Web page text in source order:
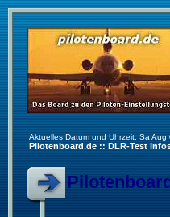
Aktuelles Datum und Uhrzeit: Sa
Pilotenboard.de :: DLR-Test